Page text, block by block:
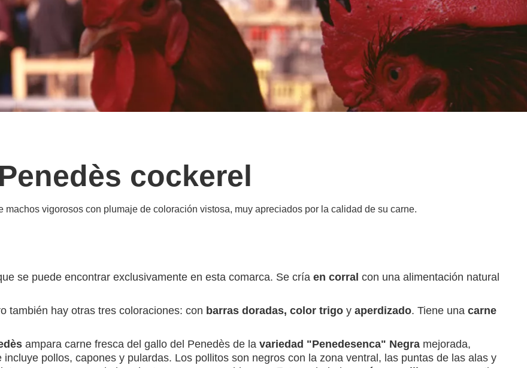
Penedès cockerel
machos vigorosos con plumaje de coloración vistosa, muy apreciados por la calidad de su carne.
se puede encontrar exclusivamente en esta comarca. Se cría en corral con una alimentación natural
también hay otras tres coloraciones: con barras doradas, color trigo y aperdizado. Tiene una carne
ampara carne fresca del gallo del Penedès de la variedad "Penedesenca" Negra mejorada,
incluye pollos, capones y pulardas. Los pollitos son negros con la zona ventral, las puntas de las alas y